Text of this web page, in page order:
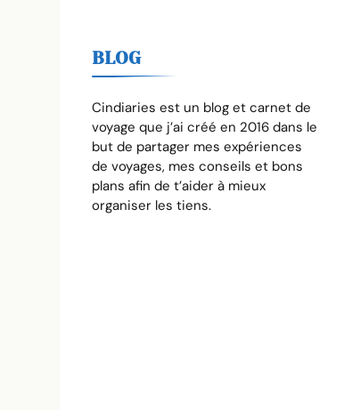
BLOG
Cindiaries est un blog et carnet de
voyage que j’ai créé en 2016 dans le
but de partager mes expériences
de voyages, mes conseils et bons
plans afin de t’aider à mieux
organiser les tiens.